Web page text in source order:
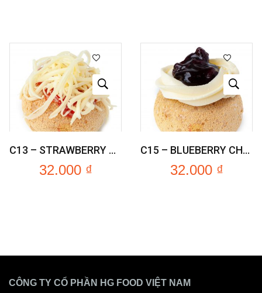
C13 – STRAWBERRY CHEDDARS
32.000 ₫
C15 – BLUEBERRY CHEESE
32.000 ₫
CÔNG TY CỔ PHẦN HG FOOD VIỆT NAM